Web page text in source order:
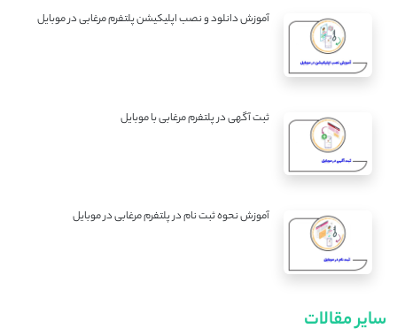
آموزش دانلود و نصب اپلیکیشن پلتفرم مرغابی در موبایل
ثبت آگهی در پلتفرم مرغابی با موبایل
آموزش نحوه ثبت نام در پلتفرم مرغابی در موبایل
سایر مقالات